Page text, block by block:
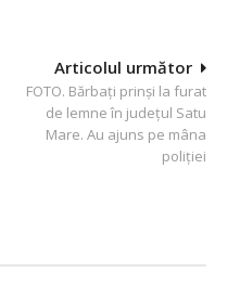
Articolul următor
FOTO. Bărbați prinși la furat
de lemne în județul Satu
Mare. Au ajuns pe mâna
poliției